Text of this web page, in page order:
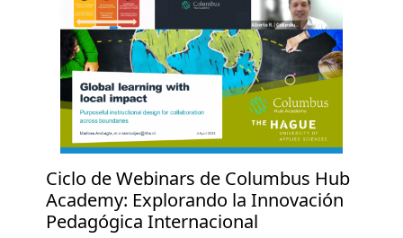
Ciclo de Webinars de Columbus Hub
Academy: Explorando la Innovación
Pedagógica Internacional